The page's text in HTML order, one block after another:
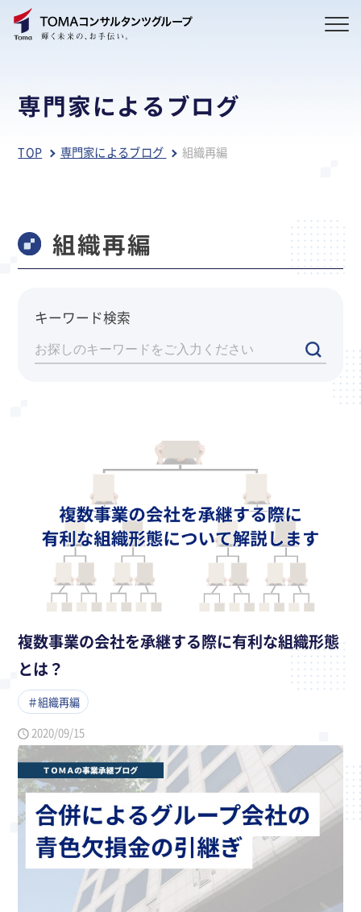
専門家によるブログ
TOP 専門家によるブログ 組織再編
組織再編
キーワード検索
複数事業の会社を承継する際に有利な組織形態
とは？
＃組織再編
2020/09/15